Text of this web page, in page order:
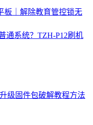
板｜解除教育管控锁无
通系统？TZH-P12刷机
级固件包破解教程方法